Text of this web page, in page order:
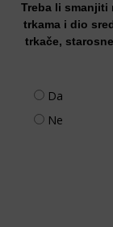
Treba li smanjiti
trkama i dio
trkače,
Da
Ne